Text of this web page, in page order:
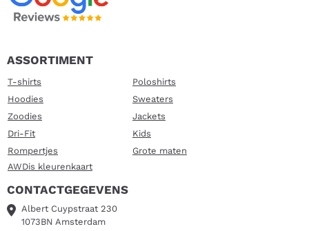
ASSORTIMENT
T-shirts
Poloshirts
Hoodies
Sweaters
Zoodies
Jackets
Dri-Fit
Kids
Rompertjes
Grote maten
AWDis kleurenkaart
CONTACTGEGEVENS
Albert Cuypstraat 230
1073BN Amsterdam